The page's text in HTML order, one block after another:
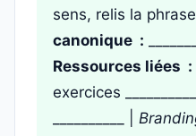
sens, relis la
canonique :
Ressources liées :
exercices